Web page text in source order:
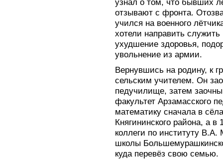
узнал о том, что бывших
отзывают с фронта.
учился на военного
хотели направить
ухудшение здоровья,
увольнение из армии.
Вернувшись на родину, к
сельским учителем. Он
педучилище, затем
факультет Арзамасского
математику сначала в
Княгининского района, а
коллеги по институту В.А.
школы
куда перевёз свою семью.